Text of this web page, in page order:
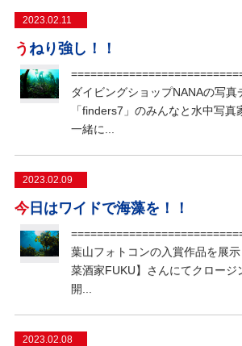
2023.02.11
うねり強し！！
ダイビングショップNANAの写真
「finders7」のみんなと水中写真
一緒に...
2023.02.09
今日はワイドで海藻を！！
葉山フォトコンの入賞作品を展
菜酒家FUKU】さんにてクロージ
開...
2023.02.08